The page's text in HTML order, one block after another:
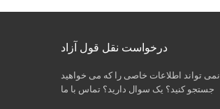
درخواست نقل قول آزاد
نمی تواند اطلاعات خاصی را که می خواهید
جستجو کنید؟ یک سوال دارید؟ تماس با ما